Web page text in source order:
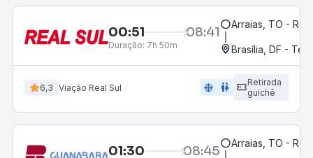
00:51 08:41
Duração: 7h 50m
Arraias, TO -
Brasília, DF -
6,3 Viação Real Sul ac_unit wc
Retirada
guichê
01:30 08:45 Arraias, TO -